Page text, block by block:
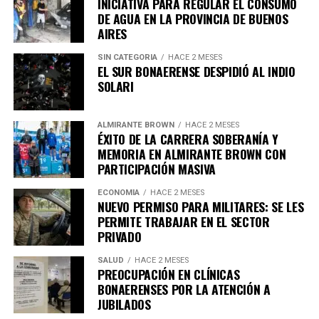
participación. «
Hemos decidido expandirlo:
agregamos el viernes 7 para que puedas disfrutar de
participantes en Banfield, Lomas y Temperley «,
mencionó.
Asimismo, destacó que la actividad es parte de un
esfuerzo gubernamental para respaldar al sector
gastronómico local, afirmando que se trata de «
política del Gobierno de la Comunidad para apoyar
a los comercios, bares y cervecerías de Lomas de
Zamora. Consulta las redes del municipio para
enterarte de todos los locales que se sumarán
DE AGUA EN LA PROVINCIA DE BUENOS
AIRES
SIN CATEGORIA HACE 2 MESES
EL SUR BONAERENSE DESPIDIÓ AL INDIO
SOLARI
ALMIRANTE BROWN HACE 2 MESES
ÉXITO DE LA CARRERA SOBERANÍA Y
MEMORIA EN ALMIRANTE BROWN CON
PARTICIPACIÓN MASIVA
ECONOMÍA HACE 2 MESES
NUEVO PERMISO PARA MILITARES: SE LES
PERMITE TRABAJAR EN EL SECTOR
PRIVADO
SALUD HACE 2 MESES
PREOCUPACIÓN EN CLÍNICAS
BONAERENSES POR LA ATENCIÓN A
JUBILADOS